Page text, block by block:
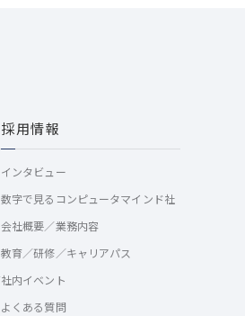
採用情報
インタビュー
数字で見るコンピュータマインド社
会社概要／業務内容
教育／研修／キャリアパス
社内イベント
よくある質問